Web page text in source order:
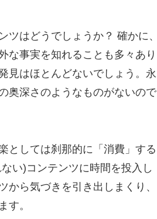
はどうでしょうか？ 確かに、
な事実を知れることも多々あり
見はほとんどないでしょう。永
奥深さのようなものがないので
としては刹那的に「消費」する
い)コンテンツに時間を投入し
ら気づきを引き出しまくり、
す。